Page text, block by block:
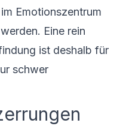
Emotionszentrum
Eine rein
ist deshalb für
schwer